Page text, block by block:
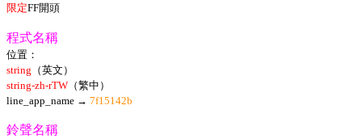
限定FF開頭
程式名稱
位置：
string （英文）
string-zh-rTW （繁中）
line_app_name → 7f15142b
鈴聲名稱